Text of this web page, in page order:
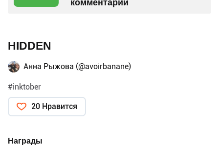
HIDDEN
Анна Рыжова (@avoirbanane)
#inktober
20 Нравится
Награды